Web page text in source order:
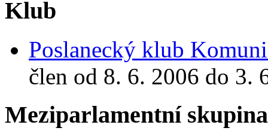
Klub
Poslanecký klub
člen od 8. 6. 2006 do 3.
Meziparlamentní